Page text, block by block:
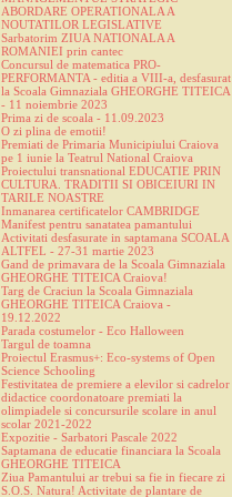
ABORDARE OPERATIONALA A
NOUTATILOR LEGISLATIVE
Sarbatorim ZIUA NATIONALA A
ROMANIEI prin cantec
Concursul de matematica PRO-
PERFORMANTA - editia a VIII-a, desfasurat
la Scoala Gimnaziala GHEORGHE TITEICA
- 11 noiembrie 2023
Prima zi de scoala - 11.09.2023
O zi plina de emotii!
Premiati de Primaria Municipiului Craiova
pe 1 iunie la Teatrul National Craiova
Proiectului transnational EDUCATIE PRIN
CULTURA. TRADITII SI OBICEIURI IN
TARILE NOASTRE
Inmanarea certificatelor CAMBRIDGE
Manifest pentru sanatatea pamantului
Activitati desfasurate in saptamana SCOALA
ALTFEL - 27-31 martie 2023
Gand de primavara de la Scoala Gimnaziala
GHEORGHE TITEICA Craiova!
Targ de Craciun la Scoala Gimnaziala
GHEORGHE TITEICA Craiova -
19.12.2022
Parada costumelor - Eco Halloween
Targul de toamna
Proiectul Erasmus+: Eco-systems of Open
Science Schooling
Festivitatea de premiere a elevilor si cadrelor
didactice coordonatoare premiati la
olimpiadele si concursurile scolare in anul
scolar 2021-2022
Expozitie - Sarbatori Pascale 2022
Saptamana de educatie financiara la Scoala
GHEORGHE TITEICA
Ziua Pamantului ar trebui sa fie in fiecare zi
S.O.S. Natura! Activitate de plantare de